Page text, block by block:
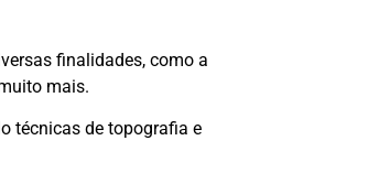
finalidades, como a
mais.
técnicas de topografia e